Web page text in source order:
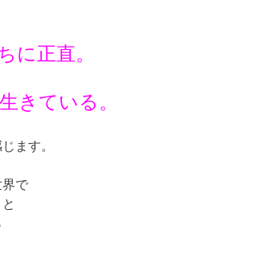
に正直。
きている。
ます。
で